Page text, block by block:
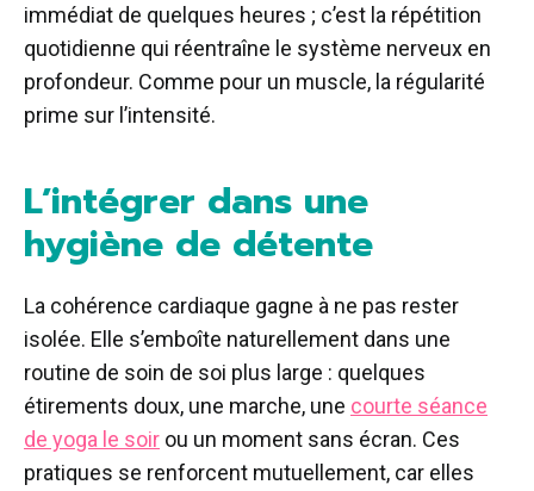
immédiat de quelques heures ; c’est la répétition
quotidienne qui réentraîne le système nerveux en
profondeur. Comme pour un muscle, la régularité
prime sur l’intensité.
L’intégrer dans une
hygiène de détente
La cohérence cardiaque gagne à ne pas rester
isolée. Elle s’emboîte naturellement dans une
routine de soin de soi plus large : quelques
étirements doux, une marche, une courte séance
de yoga le soir ou un moment sans écran. Ces
pratiques se renforcent mutuellement, car elles